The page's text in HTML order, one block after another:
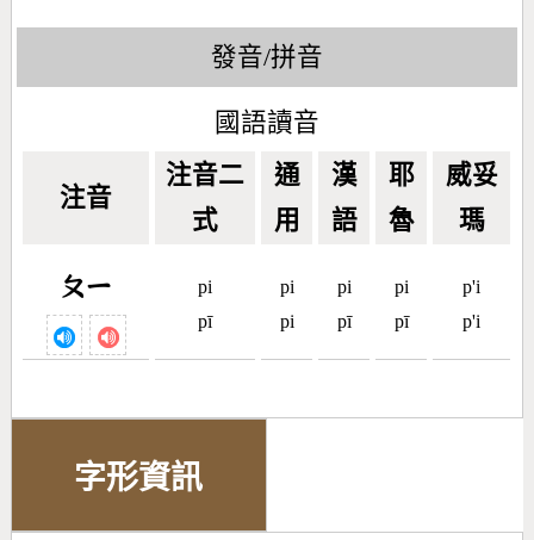
發音/拼音
國語讀音
注音
注音二
式
通
用
漢
語
耶
魯
威妥
瑪
ㄆㄧ
pi
pī
pi
pi
pi
pī
pi
pī
p'i
p'i
字形資訊